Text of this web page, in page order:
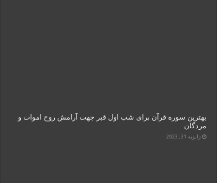
بهترین سوره قرآن برای شب اول قبر جهت آرامش روح اموات و
مردگان
ژانویه 31, 2023